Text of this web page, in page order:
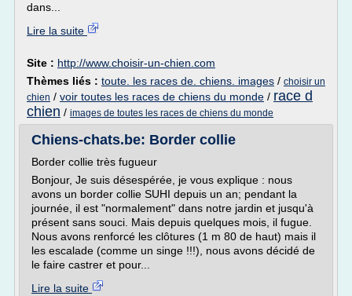
dans...
Lire la suite
Site : http://www.choisir-un-chien.com
Thèmes liés : toute. les races de. chiens. images / choisir un
chien / voir toutes les races de chiens du monde / race d
chien / images de toutes les races de chiens du monde
Chiens-chats.be: Border collie
Border collie très fugueur
Bonjour, Je suis désespérée, je vous explique : nous
avons un border collie SUHI depuis un an; pendant la
journée, il est "normalement" dans notre jardin et jusqu'à
présent sans souci. Mais depuis quelques mois, il fugue.
Nous avons renforcé les clôtures (1 m 80 de haut) mais il
les escalade (comme un singe !!!), nous avons décidé de
le faire castrer et pour...
Lire la suite